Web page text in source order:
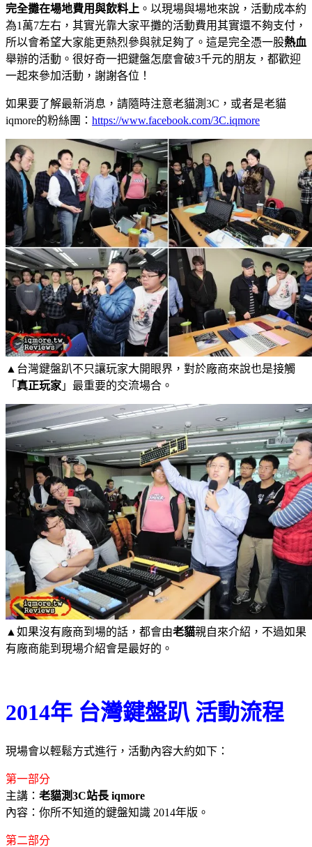
完全攤在場地費用與飲料上 。以現場與場地來說，活動成本約
為1萬7左右，其實光靠大家平攤的活動費用其實還不夠支付，
所以會希望大家能更熱烈參與就足夠了。這是完全憑一股熱血
舉辦的活動。很好奇一把鍵盤怎麼會破3千元的朋友，都歡迎
一起來參加活動，謝謝各位！
如果要了解最新消息，請隨時注意老貓測3C，或者是老貓
iqmore的粉絲團： https://www.facebook.com/3C.iqmore
▲台灣鍵盤趴不只讓玩家大開眼界，對於廠商來說也是接觸
「 真正玩家 」最重要的交流場合。
▲如果沒有廠商到場的話，都會由老貓親自來介紹，不過如果
有廠商能到現場介紹會是最好的。
2014年 台灣鍵盤趴 活動流程
現場會以輕鬆方式進行，活動內容大約如下：
第一部分
主講： 老貓測3C站長 iqmore
內容：你所不知道的鍵盤知識 2014年版。
第二部分